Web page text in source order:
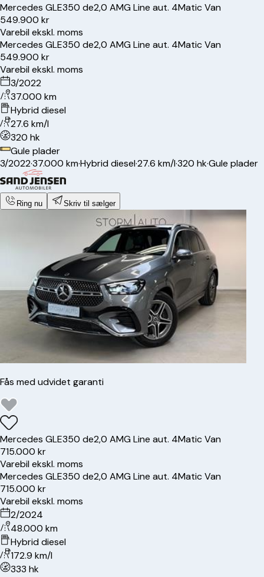
Mercedes GLE350 de2,0 AMG Line aut. 4Matic Van
549.900 kr
Varebil ekskl. moms
Mercedes GLE350 de2,0 AMG Line aut. 4Matic Van
549.900 kr
Varebil ekskl. moms
3/2022
37.000 km
Hybrid diesel
27.6 km/l
320 hk
Gule plader
3/2022·37.000 km·Hybrid diesel·27.6 km/l·320 hk·Gule plader
Ring nu Skriv til sælger
Fås med udvidet garanti
Mercedes GLE350 de2,0 AMG Line aut. 4Matic Van
715.000 kr
Varebil ekskl. moms
Mercedes GLE350 de2,0 AMG Line aut. 4Matic Van
715.000 kr
Varebil ekskl. moms
2/2024
48.000 km
Hybrid diesel
172.9 km/l
333 hk